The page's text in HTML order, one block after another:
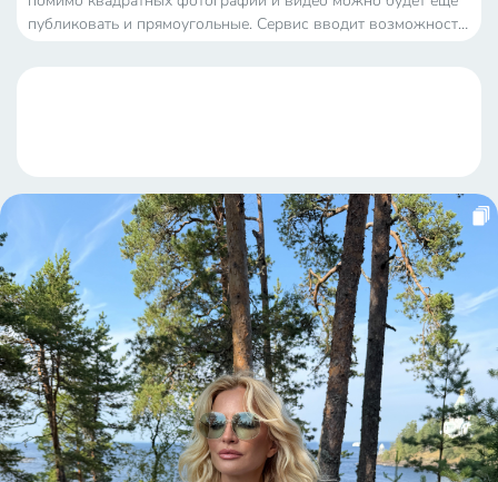
публиковать и прямоугольные. Сервис вводит возможность